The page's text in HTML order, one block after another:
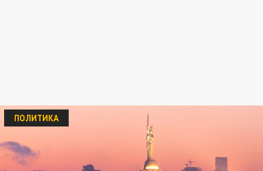
ПОЛИТИКА